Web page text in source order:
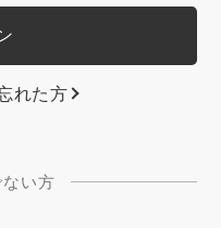
れた方
い方